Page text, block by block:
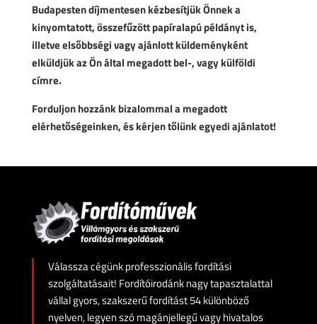
Budapesten díjmentesen kézbesítjük Önnek a
kinyomtatott, összefűzött papíralapú példányt is,
illetve elsőbbségi vagy ajánlott küldeményként
elküldjük az Ön által megadott bel-, vagy külföldi
címre.
Forduljon hozzánk bizalommal a megadott
elérhetőségeinken, és kérjen tőlünk egyedi ajánlatot!
Válassza cégünk professzionális fordítási
szolgáltatásait! Fordítóirodánk nagy tapasztalattal
vállal gyors, szakszerű fordítást 54 különböző
nyelven, legyen szó magánjellegű vagy hivatalos